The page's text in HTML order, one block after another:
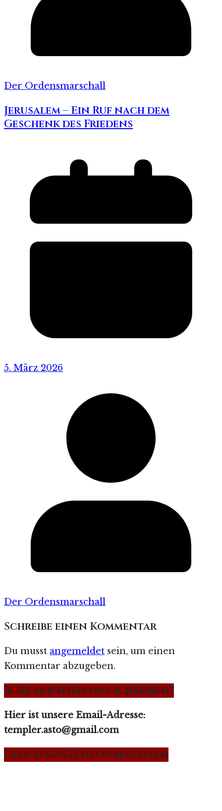
Der Ordensmarschall
Jerusalem – Ein Ruf nach dem
Geschenk des Friedens
5. März 2026
Der Ordensmarschall
Schreibe einen Kommentar
Du musst angemeldet sein, um einen
Kommentar abzugeben.
⚔️ Sie möchten uns schreiben?
Hier ist unsere Email-Adresse:
templer.asto@gmail.com
Gleich KOSTENLOS bestellen